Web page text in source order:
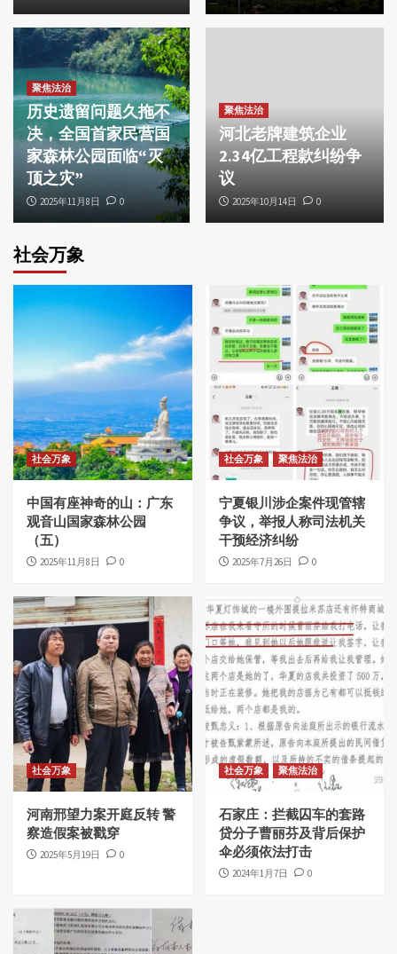
聚焦法治
历史遗留问题久拖不
决，全国首家民营国
家森林公园面临“灭
顶之灾”
2025年11月8日 0
聚焦法治
河北老牌建筑企业
2.34亿工程款纠纷争
议
2025年10月14日 0
社会万象
社会万象
中国有座神奇的山：广东
观音山国家森林公园
（五）
2025年11月8日 0
社会万象 聚焦法治
宁夏银川涉企案件现管辖
争议，举报人称司法机关
干预经济纠纷
2025年7月26日 0
社会万象
河南邢望力案开庭反转 警
察造假案被戳穿
2025年5月19日 0
社会万象 聚焦法治
石家庄：拦截囚车的套路
贷分子曹丽芬及背后保护
伞必须依法打击
2024年1月7日 0